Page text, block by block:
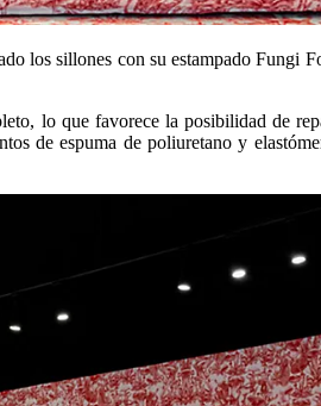
los sillones con su estampado Fungi
lo que favorece la posibilidad de
de espuma de poliuretano y